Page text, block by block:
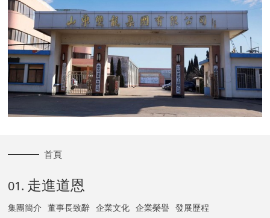
首頁
01. 走進道恩
集團簡介 董事長致辭 企業文化 企業榮譽 發展歷程